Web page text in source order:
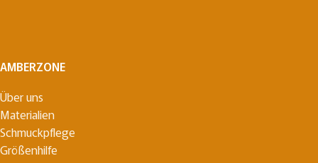
AMBERZONE
Über uns
Materialien
Schmuckpflege
Größenhilfe